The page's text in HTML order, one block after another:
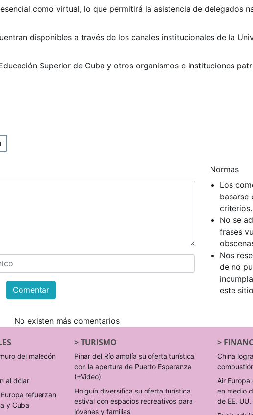
como virtual, lo que permitirá la asistencia de delegados
disponibles a través de los canales institucionales de la
Superior de Cuba y otros organismos e instituciones
Comentar
Normas
Los
basarse
criterios.
No se
frases
Nos
de no
este
No existen más comentarios
del malecón
al dólar
refuerzan
y Cuba
>TURISMO
Pinar del Río amplía su oferta turística
con la apertura de Puerto Esperanza
(+Video)
Holguín diversifica su oferta turística
estival con espacios recreativos para
jóvenes y familias
>
China
Air
en medio
de EE.